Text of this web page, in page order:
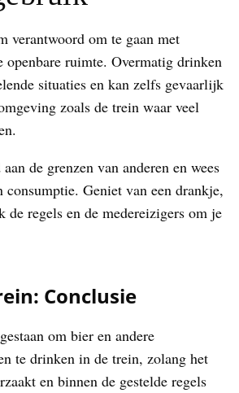
verantwoord om te gaan met
openbare ruimte. Overmatig drinken
situaties en kan zelfs gevaarlijk
zoals de trein waar veel
de grenzen van anderen en wees
consumptie. Geniet van een drankje,
de regels en de medereizigers om je
Conclusie
om bier en andere
te drinken in de trein, zolang het
en binnen de gestelde regels